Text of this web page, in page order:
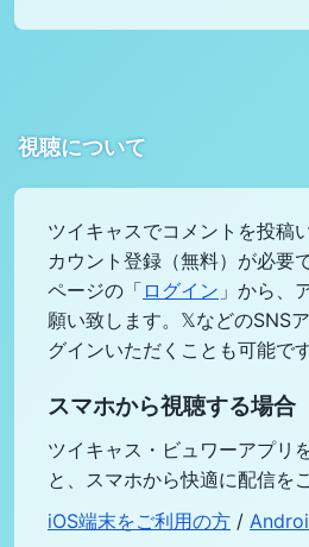
視聴について
ツイキャスでコメントを投稿
カウント登録（無料）が必要
ページの「 ログイン 」から、
願い致します。𝕏などのSNS
グインいただくことも可能です
スマホから視聴する場合
ツイキャス・ビュワーアプリ
と、スマホから快適に配信を
iOS端末をご利用の方 /